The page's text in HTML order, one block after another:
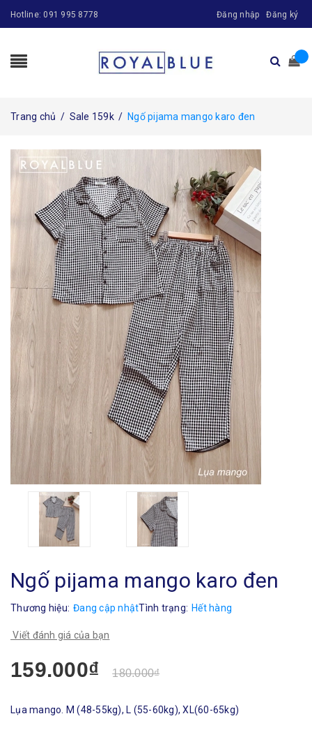
Hotline: 091 995 8778 Đăng nhập Đăng ký
Trang chủ / Sale 159k / Ngố pijama mango karo đen
Ngố pijama mango karo đen
Thương hiệu: Đang cập nhậtTình trạng: Hết hàng
Viết đánh giá của bạn
159.000₫ 180.000₫
Lụa mango. M (48-55kg), L (55-60kg), XL(60-65kg)